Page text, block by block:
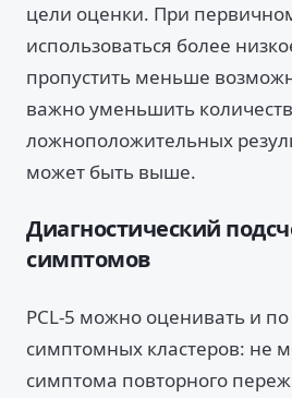
цели оценки. При
использоваться более
пропустить меньше
важно уменьшить
ложноположительных
может быть выше.
Диагностический
симптомов
PCL-5 можно оценивать и
симптомных кластеров: не
симптома повторного